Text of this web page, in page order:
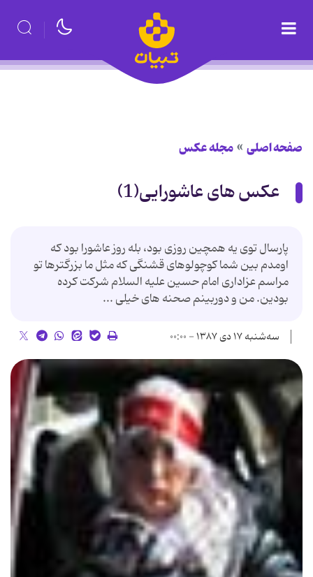
صفحه اصلی مجله عکس
عکس های عاشورایی(1)
پارسال توی یه همچین روزی بود، بله روز عاشورا بود که
اومدم بین شما کوچولوهای قشنگی که مثل ما بزرگترها تو
مراسم عزاداری امام حسین علیه السلام شرکت کرده
بودین. من و دوربینم صحنه های خیلی ...
سه‌شنبه ۱۷ دی ۱۳۸۷ - ۰۰:۰۰